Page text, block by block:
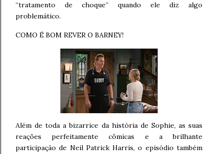
“tratamento de choque” quando ele diz algo
problemático.
COMO É BOM REVER O BARNEY!
Além de toda a bizarrice da história de Sophie, as suas
reações perfeitamente cômicas e a brilhante
participação de Neil Patrick Harris, o episódio também